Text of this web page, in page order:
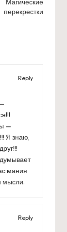
Магические
перекрестки
Reply
—
Я знаю,
мания
мысли.
Reply